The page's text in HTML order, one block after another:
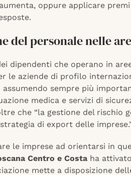
oppure applicare
del personale nelle
dipendenti che operano in
le aziende di profilo
assumendo sempre più
medica e servizi di
che “la gestione del rischio
di export delle
le imprese ad orientarsi in
Centro e Costa ha
mette a disposizione